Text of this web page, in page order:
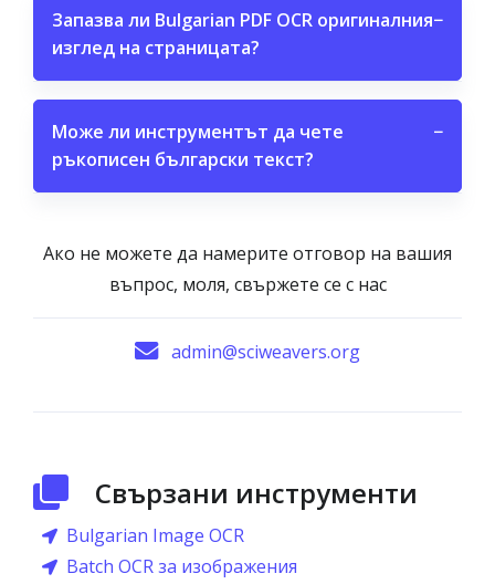
Запазва ли Bulgarian PDF OCR оригиналния
изглед на страницата?
−
Може ли инструментът да чете
ръкописен български текст?
−
Ако не можете да намерите отговор на вашия
въпрос, моля, свържете се с нас
admin@sciweavers.org
Свързани инструменти
Bulgarian Image OCR
Batch OCR за изображения